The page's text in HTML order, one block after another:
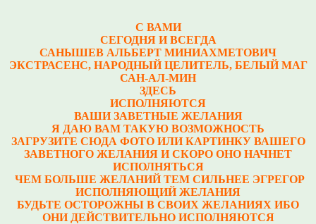
С ВАМИ
СЕГОДНЯ И ВСЕГДА
САНЫШЕВ АЛЬБЕРТ МИНИАХМЕТОВИЧ
ЭКСТРАСЕНС, НАРОДНЫЙ ЦЕЛИТЕЛЬ, БЕЛЫЙ МАГ
САН-АЛ-МИН
ЗДЕСЬ
ИСПОЛНЯЮТСЯ
ВАШИ ЗАВЕТНЫЕ ЖЕЛАНИЯ
Я ДАЮ ВАМ ТАКУЮ ВОЗМОЖНОСТЬ
ЗАГРУЗИТЕ СЮДА ФОТО ИЛИ КАРТИНКУ ВАШЕГО
ЗАВЕТНОГО ЖЕЛАНИЯ И СКОРО ОНО НАЧНЕТ
ИСПОЛНЯТЬСЯ
ЧЕМ БОЛЬШЕ ЖЕЛАНИЙ ТЕМ СИЛЬНЕЕ ЭГРЕГОР
ИСПОЛНЯЮЩИЙ ЖЕЛАНИЯ
БУДЬТЕ ОСТОРОЖНЫ В СВОИХ ЖЕЛАНИЯХ ИБО
ОНИ ДЕЙСТВИТЕЛЬНО ИСПОЛНЯЮТСЯ